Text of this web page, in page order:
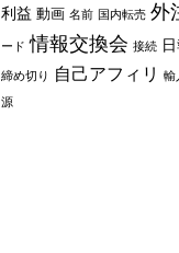
利益 動画 名前 国内転売 外
ード 情報交換会 接続
締め切り 自己アフィリ 輸
源